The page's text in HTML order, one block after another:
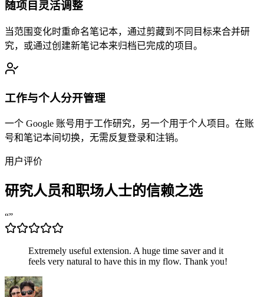
随项目灵活调整
当范围变化时重命名笔记本，通过剪藏到不同目标来合并研
究，或通过创建新笔记本来归档已完成的项目。
工作与个人分开管理
一个 Google 账号用于工作研究，另一个用于个人项目。在账
号和笔记本间切换，无需反复登录和注销。
用户评价
研究人员和职场人士的信赖之选
“”
Extremely useful extension. A huge time saver and it
feels very natural to have this in my flow. Thank you!